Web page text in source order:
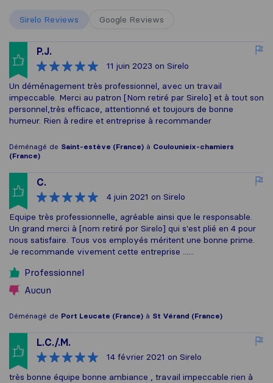
Sirelo Reviews Google Reviews
P.J.
11 juin 2023 on Sirelo
Un déménagement très professionnel, avec un travail
impeccable. Merci au patron [Nom retiré par Sirelo] et à tout son
personnel,très efficace, attentionné et toujours de bonne
humeur. Rien à redire et entreprise à recommander
Déménagé de Saint-estève (France) à Coulounieix-chamiers
(France)
C.
4 juin 2021 on Sirelo
Equipe très professionnelle, agréable ainsi que le responsable.
Un grand merci à [nom retiré por Sirelo] qui s'est plié en 4 pour
nous satisfaire. Tous vos employés méritent une bonne prime.
Je recommande vivement cette entreprise ......
Professionnel
Aucun
Déménagé de Port Leucate (France) à St Vérand (France)
L.C./.M.
14 février 2021 on Sirelo
très bonne équipe bonne ambiance , travail impeccable rien à